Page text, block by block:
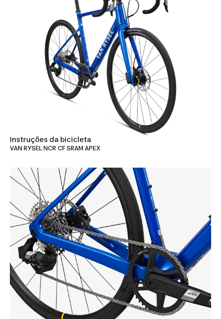
Instruções da bicicleta
VAN RYSEL NCR CF SRAM APEX